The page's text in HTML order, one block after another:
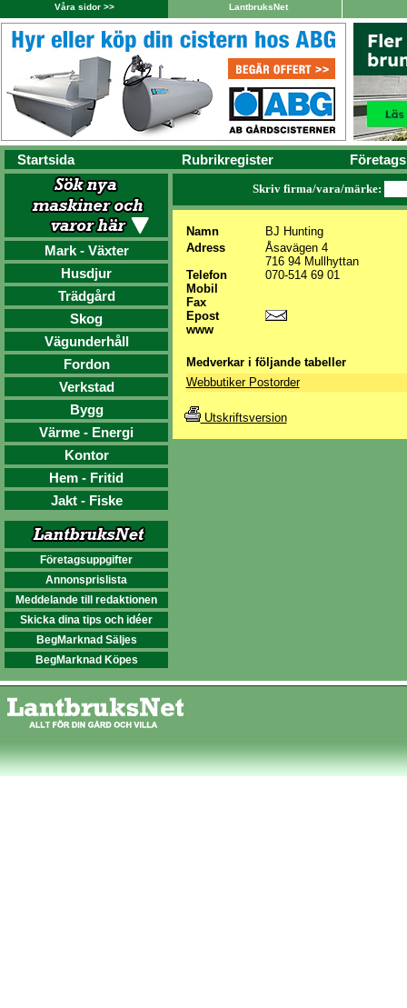
Våra sidor >> LantbruksNet
Startsida Rubrikregister
Mark - Växter
Husdjur
Trädgård
Skog
Vägunderhåll
Fordon
Verkstad
Bygg
Värme - Energi
Kontor
Hem - Fritid
Jakt - Fiske
Företagsuppgifter
Annonsprislista
Meddelande till redaktionen
Skicka dina tips och idéer
BegMarknad Säljes
BegMarknad Köpes
Skriv firma/vara/märke:
Namn
BJ Hunting
Adress
Åsavägen 4
716 94 Mullhyttan
Telefon
070-514 69 01
Mobil
Fax
Epost
www
Medverkar i följande tabeller
Webbutiker Postorder
Utskriftsversion